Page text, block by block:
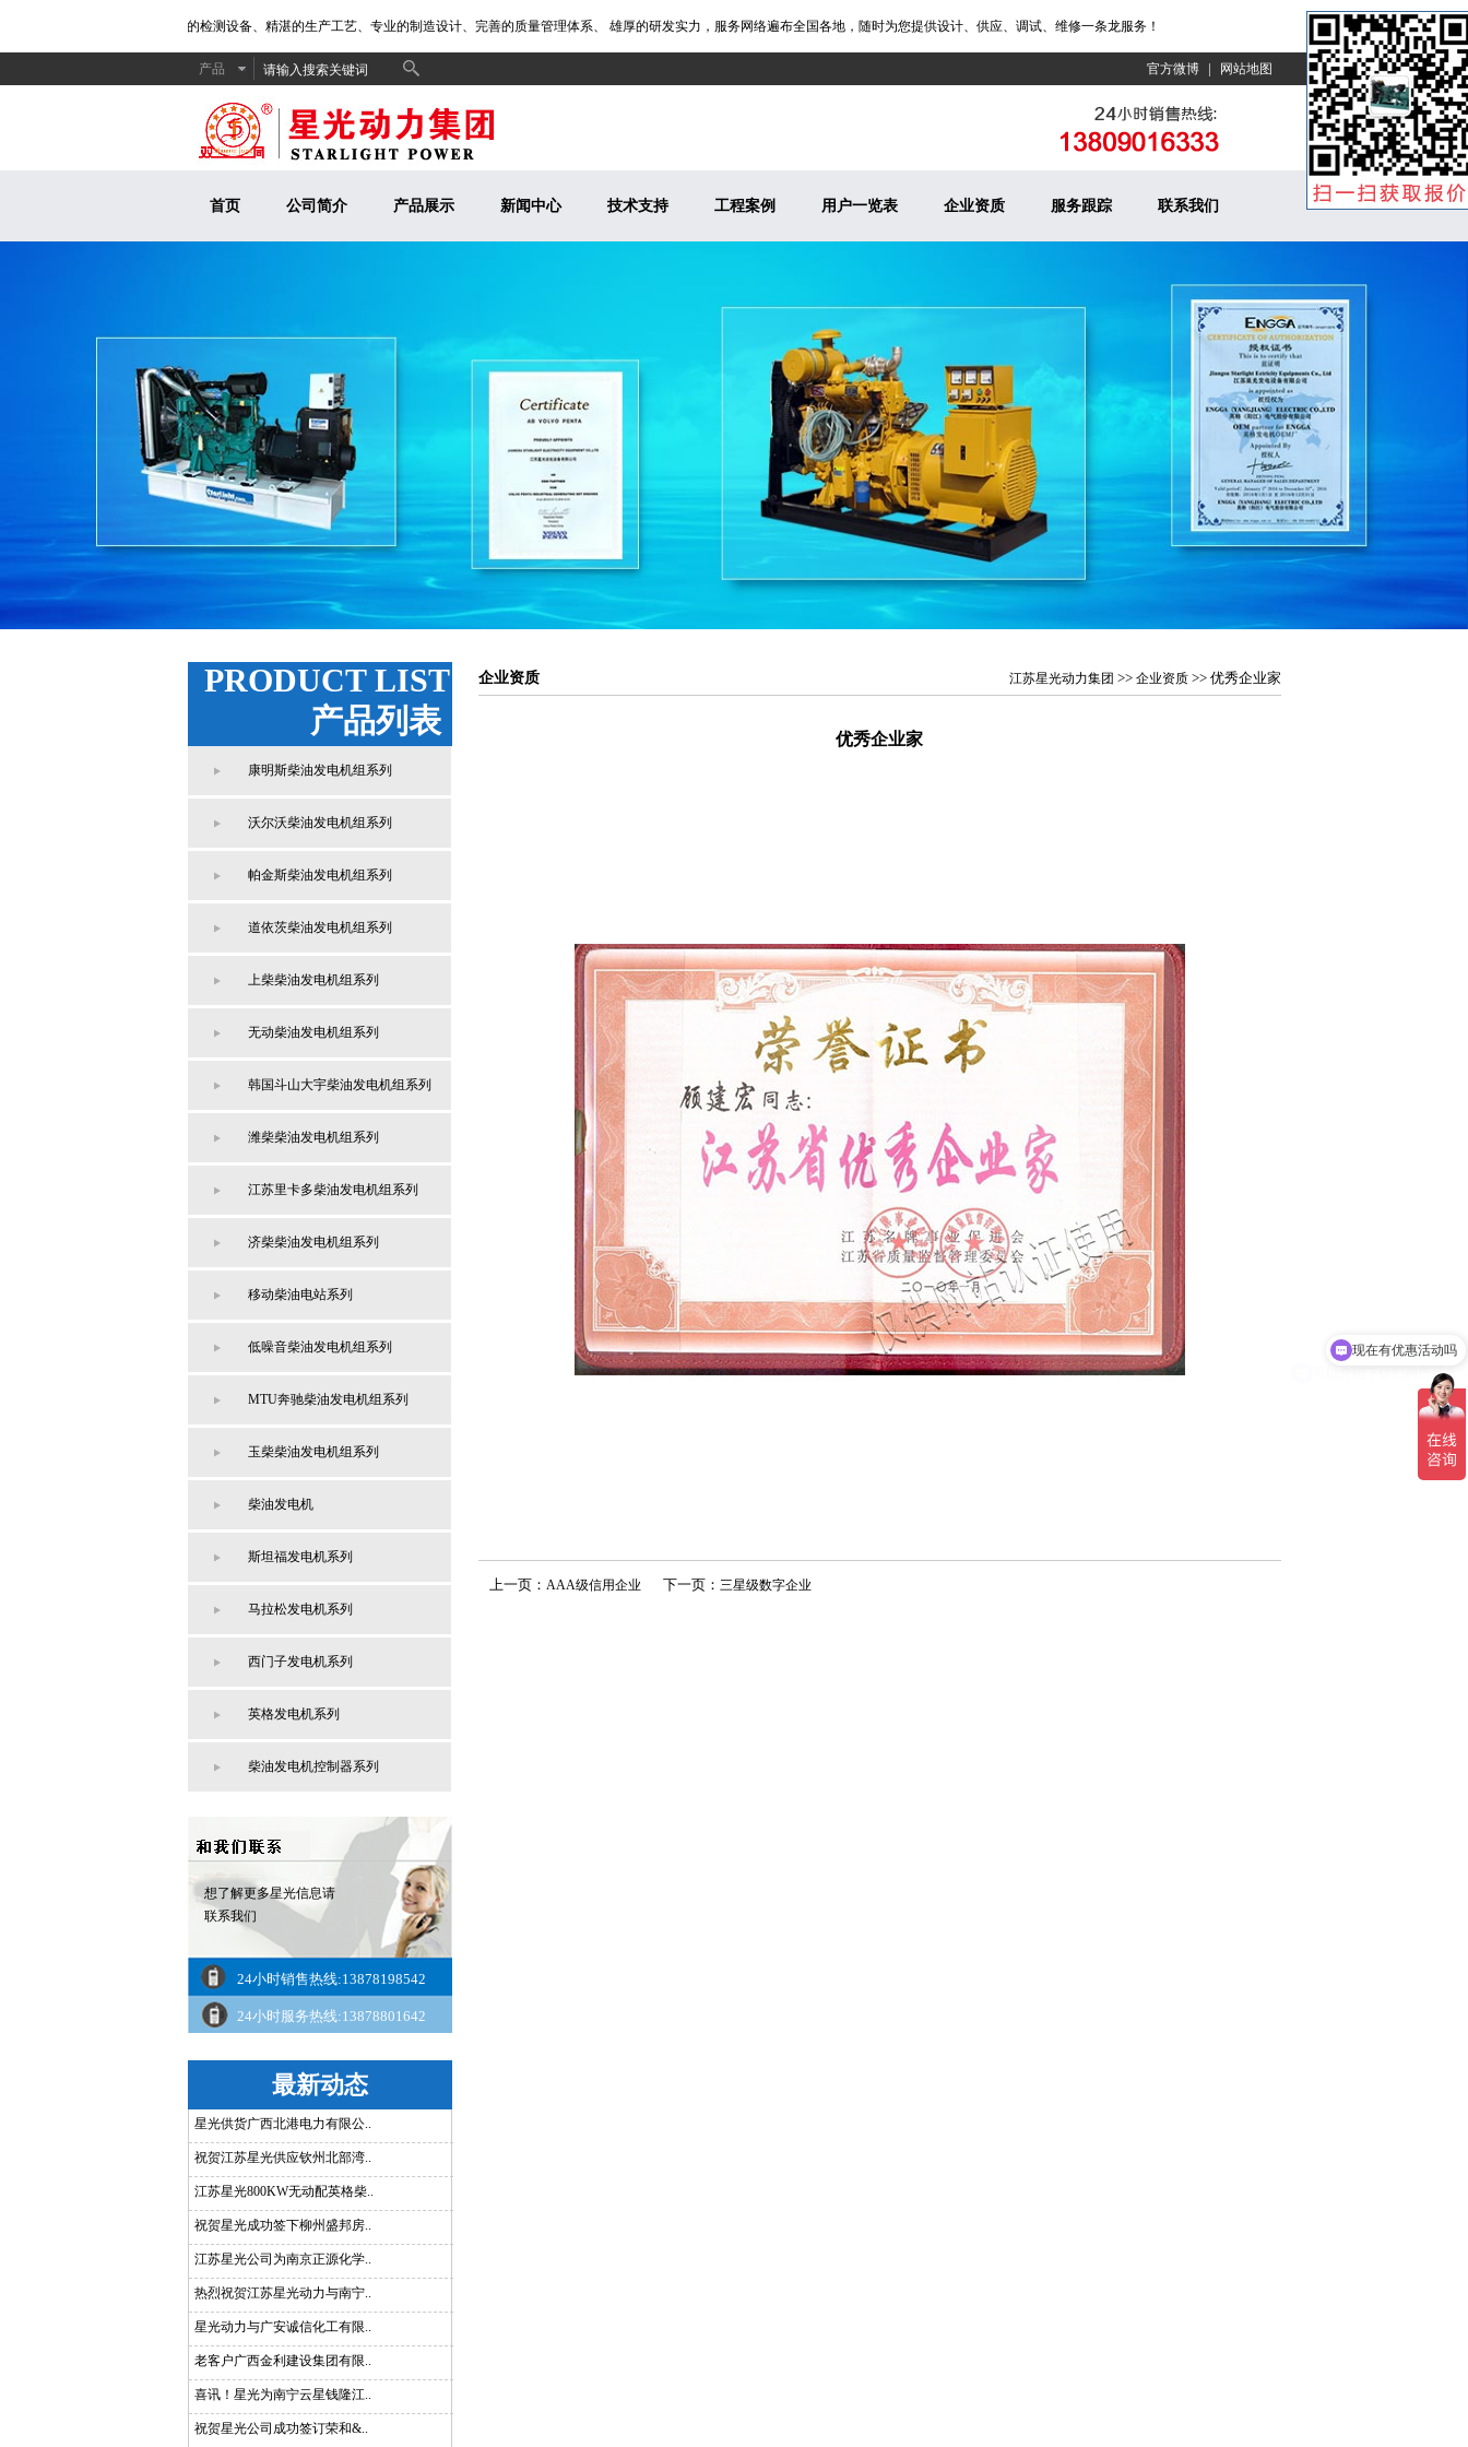
造厂商。公司拥有先进的检测设备、精湛的生产工艺、专业的制造设计、完善的质量管理体系、 雄厚的研发实力，服务网络遍布全国各地，随时为您提供设计、供应、调试、维修一条龙服务！
产品 官方微博 | 网站地图
首页 公司简介 产品展示 新闻中心 技术支持 工程案例 用户一览表 企业资质 服务跟踪 联系我们
PRODUCT LIST
产品列表
康明斯柴油发电机组系列
沃尔沃柴油发电机组系列
帕金斯柴油发电机组系列
道依茨柴油发电机组系列
上柴柴油发电机组系列
无动柴油发电机组系列
韩国斗山大宇柴油发电机组系列
潍柴柴油发电机组系列
江苏里卡多柴油发电机组系列
济柴柴油发电机组系列
移动柴油电站系列
低噪音柴油发电机组系列
MTU奔驰柴油发电机组系列
玉柴柴油发电机组系列
柴油发电机
斯坦福发电机系列
马拉松发电机系列
西门子发电机系列
英格发电机系列
柴油发电机控制器系列
想了解更多星光信息请
联系我们
24小时销售热线:13878198542
24小时服务热线:13878801642
最新动态
星光供货广西北港电力有限公..
祝贺江苏星光供应钦州北部湾..
江苏星光800KW无动配英格柴..
祝贺星光成功签下柳州盛邦房..
江苏星光公司为南京正源化学..
热烈祝贺江苏星光动力与南宁..
星光动力与广安诚信化工有限..
老客户广西金利建设集团有限..
喜讯！星光为南宁云星钱隆江..
祝贺星光公司成功签订荣和&..
江苏星光动力集团 >> 企业资质>> 优秀企业家
企业资质
优秀企业家
上一页： AAA级信用企业 下一页： 三星级数字企业
可以介绍下你们的产品么